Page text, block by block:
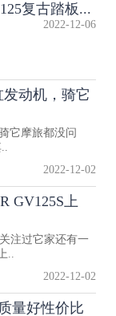
复古踏板...
2022-12-06
动机，骑它
它摩旅都没问
2022-12-02
GV125S上
注过它家还有一
..
2022-12-02
量好性价比